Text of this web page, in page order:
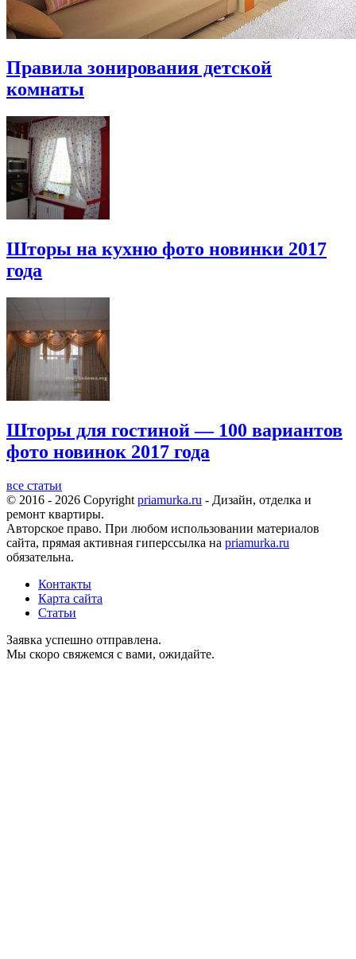
Правила зонирования детской
комнаты
Шторы на кухню фото новинки 2017
года
Шторы для гостиной — 100 вариантов
фото новинок 2017 года
все статьи
© 2016 - 2026 Copyright priamurka.ru - Дизайн, отделка и
ремонт квартиры.
Авторское право. При любом использовании материалов
сайта, прямая активная гиперссылка на priamurka.ru
обязательна.
Контакты
Карта сайта
Статьи
Заявка успешно отправлена.
Мы скоро свяжемся с вами, ожидайте.